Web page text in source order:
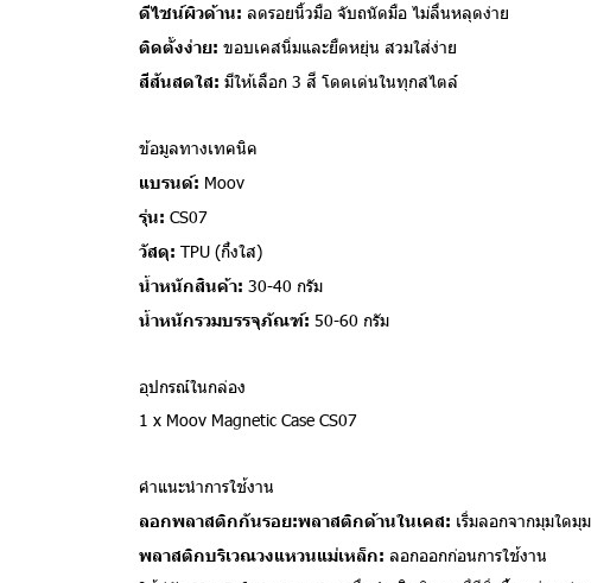
ดีไซน์ผิวด้าน: ลดรอยนิ้วมือ จับถนัดมือ ไม่ลื่นหลุดง่าย
ติดตั้งง่าย: ขอบเคสนิ่มและยืดหยุ่น สวมใส่ง่าย
สีสันสดใส: มีให้เลือก 3 สี โดดเด่นในทุกสไตล์
ข้อมูลทางเทคนิค
แบรนด์: Moov
รุ่น: CS07
วัสดุ: TPU (กึ่งใส)
น้ำหนักสินค้า: 30-40 กรัม
น้ำหนักรวมบรรจุภัณฑ์: 50-60 กรัม
อุปกรณ์ในกล่อง
1 x Moov Magnetic Case CS07
คำแนะนำการใช้งาน
ลอกพลาสติกกันรอย:พลาสติกด้านในเคส: เริ่มลอกจากมุมใดมุ
พลาสติกบริเวณวงแหวนแม่เหล็ก: ลอกออกก่อนการใช้งาน